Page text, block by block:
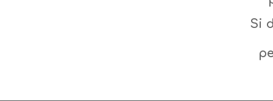
Si